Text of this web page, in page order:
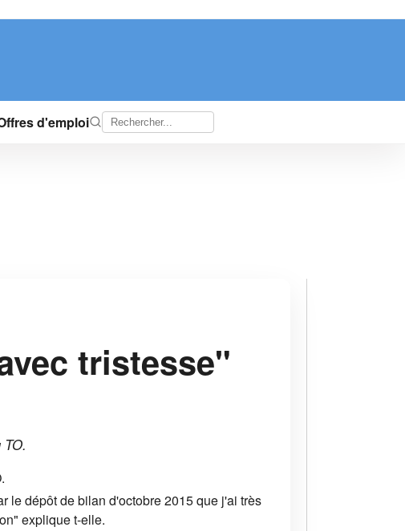
d'emploi
tristesse"
le dépôt de bilan d'octobre 2015 que j'ai très
explique t-elle.